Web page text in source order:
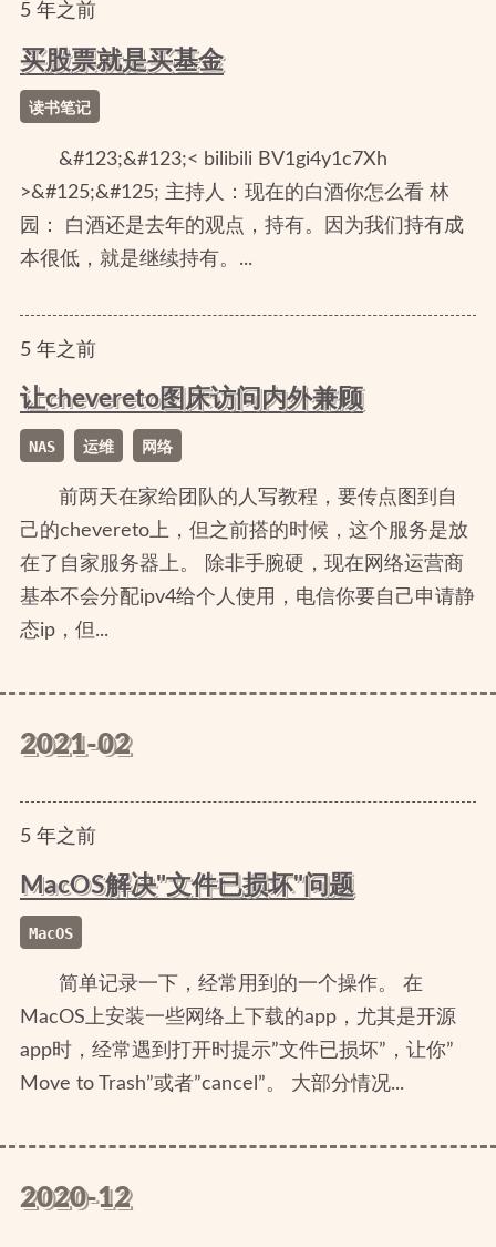
5年之前
买股票就是买基金
读书笔记
&#123;&#123;< bilibili BV1gi4y1c7Xh
>&#125;&#125; 主持人：现在的白酒你怎么看 林
园： 白酒还是去年的观点，持有。因为我们持有成
本很低，就是继续持有。...
5年之前
让chevereto图床访问内外兼顾
NAS 运维 网络
前两天在家给团队的人写教程，要传点图到自
己的chevereto上，但之前搭的时候，这个服务是放
在了自家服务器上。 除非手腕硬，现在网络运营商
基本不会分配ipv4给个人使用，电信你要自己申请静
态ip，但...
2021-02
5年之前
MacOS解决"文件已损坏"问题
MacOS
简单记录一下，经常用到的一个操作。 在
MacOS上安装一些网络上下载的app，尤其是开源
app时，经常遇到打开时提示”文件已损坏”，让你”
Move to Trash”或者”cancel”。 大部分情况...
2020-12